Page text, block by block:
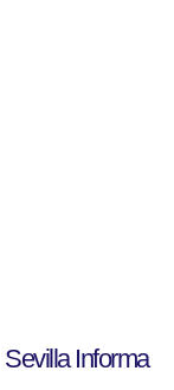
Sevilla Informa